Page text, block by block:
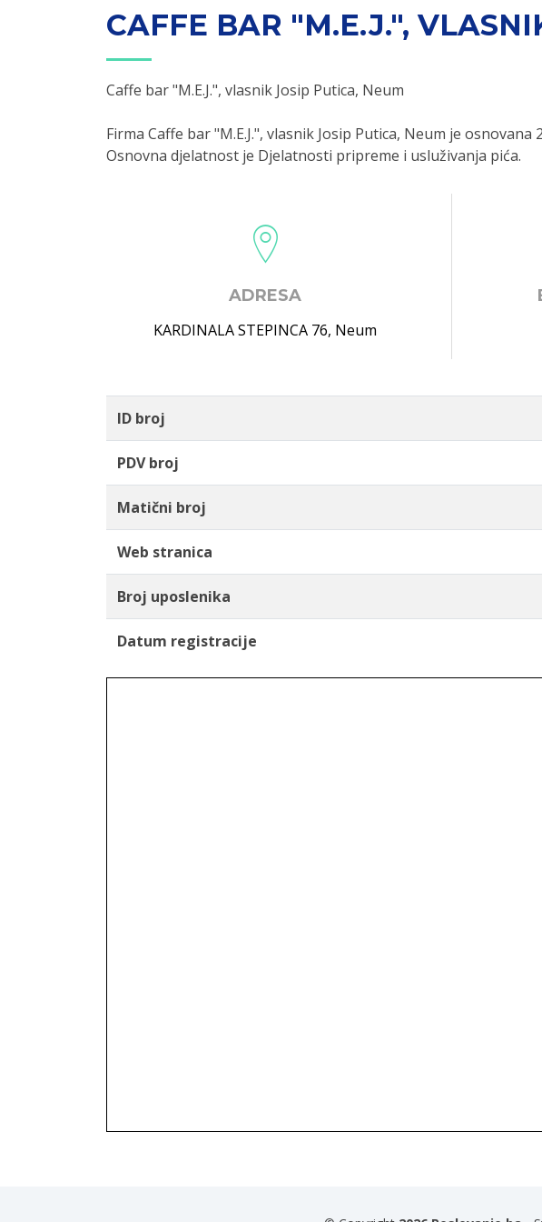
CAFFE BAR "M.E.J.",
Caffe bar "M.E.J.", vlasnik Josip Putica, Neum
Firma Caffe bar "M.E.J.", vlasnik Josip Putica, Neum je
Osnovna djelatnost je Djelatnosti pripreme i usluživanja pića.
ADRESA
KARDINALA STEPINCA 76, Neum
ID broj
PDV broj
Matični broj
Web stranica
Broj uposlenika
Datum registracije